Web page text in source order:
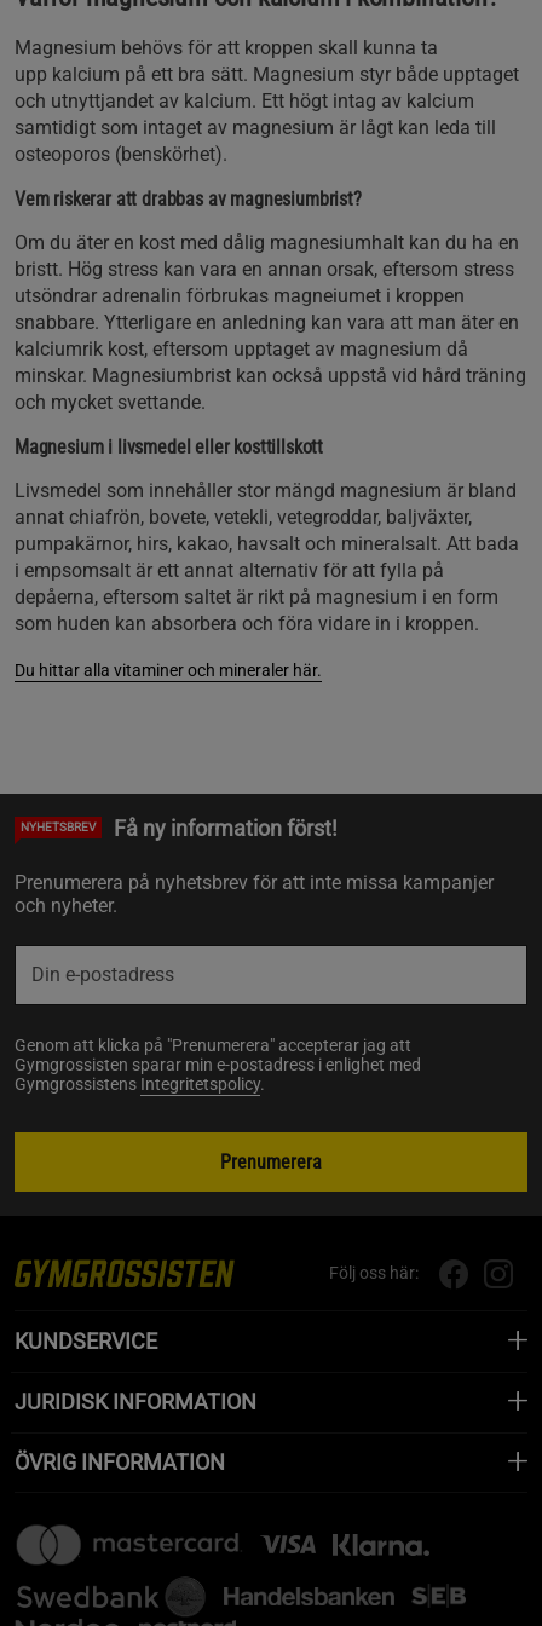
Magnesium behövs för att kroppen skall kunna ta
upp kalcium på ett bra sätt. Magnesium styr både upptaget
och utnyttjandet av kalcium. Ett högt intag av kalcium
samtidigt som intaget av magnesium är lågt kan leda till
osteoporos (benskörhet).
Vem riskerar att drabbas av magnesiumbrist?
Om du äter en kost med dålig magnesiumhalt kan du ha en
bristt. Hög stress kan vara en annan orsak, eftersom stress
utsöndrar adrenalin förbrukas magneiumet i kroppen
snabbare. Ytterligare en anledning kan vara att man äter en
kalciumrik kost, eftersom upptaget av magnesium då
minskar. Magnesiumbrist kan också uppstå vid hård träning
och mycket svettande.
Magnesium i livsmedel eller kosttillskott
Livsmedel som innehåller stor mängd magnesium är bland
annat chiafrön, bovete, vetekli, vetegroddar, baljväxter,
pumpakärnor, hirs, kakao, havsalt och mineralsalt. Att bada
i empsomsalt är ett annat alternativ för att fylla på
depåerna, eftersom saltet är rikt på magnesium i en form
som huden kan absorbera och föra vidare in i kroppen.
Du hittar alla vitaminer och mineraler här.
NYHETSBREV Få ny information först!
Prenumerera på nyhetsbrev för att inte missa kampanjer
och nyheter.
Genom att klicka på "Prenumerera" accepterar jag att
Gymgrossisten sparar min e-postadress i enlighet med
Gymgrossistens Integritetspolicy.
Prenumerera
Följ oss här:
KUNDSERVICE
JURIDISK INFORMATION
ÖVRIG INFORMATION